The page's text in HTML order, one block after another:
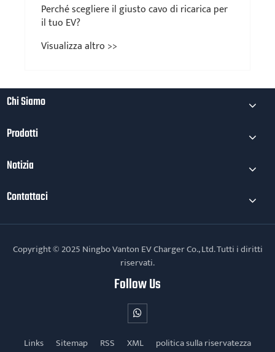
scegliere il giusto cavo di ricarica per
altro >>
Chi Siamo
Prodotti
Notizia
Contattaci
Copyright © 2025 Ningbo Vanton EV Charger Co., Ltd. Tutti i diritti
riservati.
Follow Us
Links Sitemap RSS XML politica sulla riservatezza